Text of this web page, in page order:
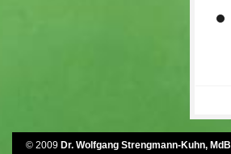
© 2009 Dr. Wolfgang Strengmann-Kuhn, MdB